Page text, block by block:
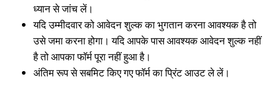
ध्यान से जांच लें।
यदि उम्मीदवार को आवेदन शुल्क का भुगतान करना आवश्यक है तो
उसे जमा करना होगा। यदि आपके पास आवश्यक आवेदन शुल्क नहीं
है तो आपका फॉर्म पूरा नहीं हुआ है।
अंतिम रूप से सबमिट किए गए फॉर्म का प्रिंट आउट ले लें।